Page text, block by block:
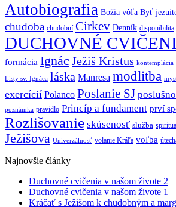
Autobiografia Božia vôľa Byť
chudoba chudobní Cirkev Denník disponibilita
DUCHOVNÉ
formácia Ignác Ježiš Kristus kontemplácia
Listy sv. Ignáca láska Manresa modlitba
exercícií Polanco Poslanie SJ
poznámka pravidlo Princíp a fundament prví
Rozlišovanie skúsenosť služba
Ježišova Univerzálnosť volanie Kráľa voľba
Najnovšie články
Duchovné cvičenia v našom živote 2
Duchovné cvičenia v našom živote 1
Kráčať s Ježišom k chudobným a